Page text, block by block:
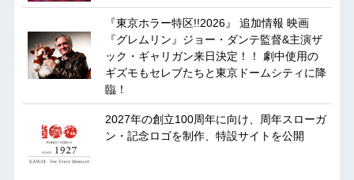
『東京ホラー特区!!2026』 追加情報 映画
『グレムリン』ジョー・ダンテ監督&主演ザ
ック・ギャリガン来日決定！！ 劇中使用の
ギズモもセレブたちと東京ドームシティに降
臨！
2027年の創立100周年に向け、周年スローガ
ン・記念ロゴを制作、特設サイトを公開